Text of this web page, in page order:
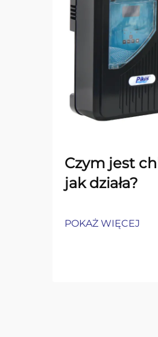
Czym jest
jak działa?
POKAŻ WIĘCEJ